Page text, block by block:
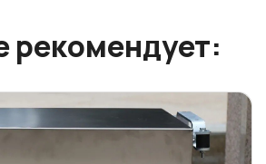
рекомендует: